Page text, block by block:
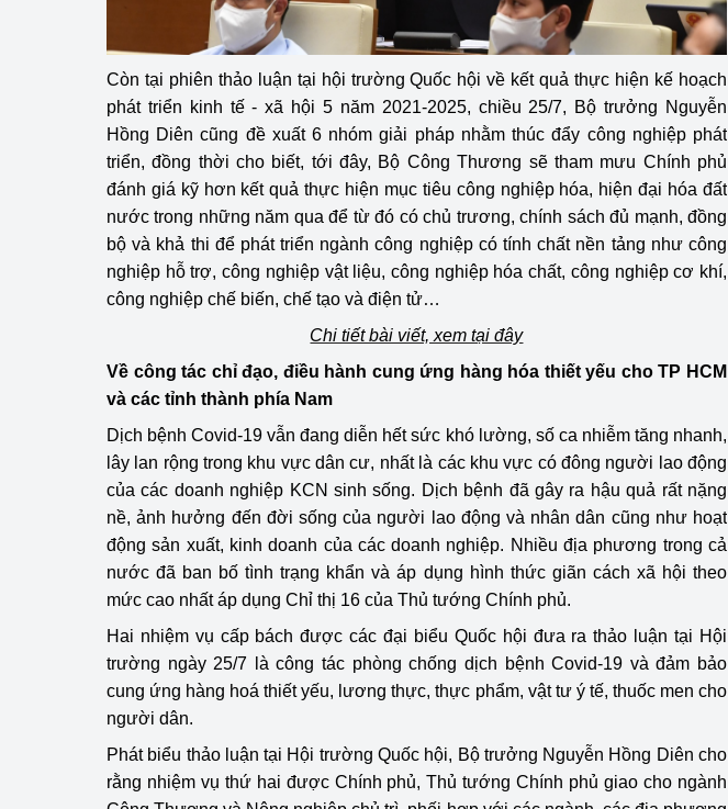
Còn tại phiên thảo luận tại hội trường Quốc hội về kết quả thực hiện kế hoạch
phát triển kinh tế - xã hội 5 năm 2021-2025, chiều 25/7, Bộ trưởng Nguyễn
Hồng Diên cũng đề xuất 6 nhóm giải pháp nhằm thúc đẩy công nghiệp phát
triển, đồng thời cho biết, tới đây, Bộ Công Thương sẽ tham mưu Chính phủ
đánh giá kỹ hơn kết quả thực hiện mục tiêu công nghiệp hóa, hiện đại hóa đất
nước trong những năm qua để từ đó có chủ trương, chính sách đủ mạnh, đồng
bộ và khả thi để phát triển ngành công nghiệp có tính chất nền tảng như công
nghiệp hỗ trợ, công nghiệp vật liệu, công nghiệp hóa chất, công nghiệp cơ khí,
công nghiệp chế biến, chế tạo và điện tử…
Chi tiết bài viết, xem tại đây
Về công tác chỉ đạo, điều hành cung ứng hàng hóa thiết yếu cho TP HCM
và các tỉnh thành phía Nam
Dịch bệnh Covid-19 vẫn đang diễn hết sức khó lường, số ca nhiễm tăng nhanh,
lây lan rộng trong khu vực dân cư, nhất là các khu vực có đông người lao động
của các doanh nghiệp KCN sinh sống. Dịch bệnh đã gây ra hậu quả rất nặng
nề, ảnh hưởng đến đời sống của người lao động và nhân dân cũng như hoạt
động sản xuất, kinh doanh của các doanh nghiệp. Nhiều địa phương trong cả
nước đã ban bố tình trạng khẩn và áp dụng hình thức giãn cách xã hội theo
mức cao nhất áp dụng Chỉ thị 16 của Thủ tướng Chính phủ.
Hai nhiệm vụ cấp bách được các đại biểu Quốc hội đưa ra thảo luận tại Hội
trường ngày 25/7 là công tác phòng chống dịch bệnh Covid-19 và đảm bảo
cung ứng hàng hoá thiết yếu, lương thực, thực phẩm, vật tư ý tế, thuốc men cho
người dân.
Phát biểu thảo luận tại Hội trường Quốc hội, Bộ trưởng Nguyễn Hồng Diên cho
rằng nhiệm vụ thứ hai được Chính phủ, Thủ tướng Chính phủ giao cho ngành